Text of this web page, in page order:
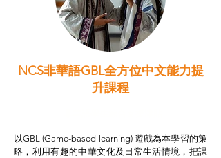
NCS非華語GBL全方位中文能力提
升課程
以GBL (Game-based learning) 遊戲為本學習的策
略，利用有趣的中華文化及日常生活情境，把課